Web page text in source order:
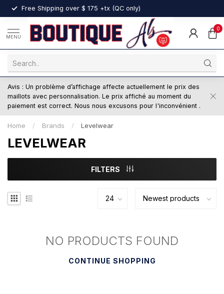
Free Shipping over $ 175 +tx (QC only)
MENU
0
Avis : Un problème d’affichage affecte actuellement le prix des
maillots avec personnalisation. Le prix affiché au moment du
paiement est correct. Nous nous excusons pour l'inconvénient .
Home / Brands / Levelwear
LEVELWEAR
FILTERS
NO PRODUCTS FOUND
CONTINUE SHOPPING